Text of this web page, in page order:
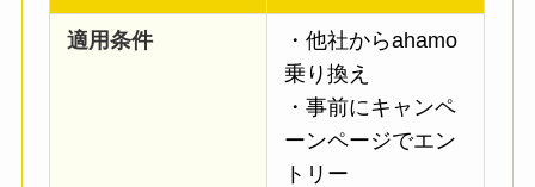
適用条件
・他社からahamo
乗り換え
・事前にキャンペ
ーンページでエン
トリー